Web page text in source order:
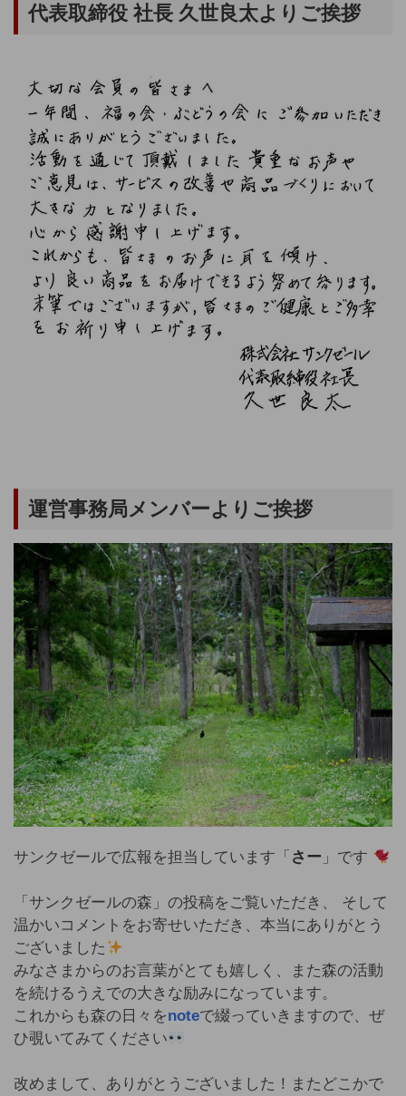
代表取締役 社長 久世良太より ご挨拶
運営事務局メンバーよりご挨拶
サンクゼールで広報を担当しています「 さー 」です
「サンクゼールの森」の投稿をご覧いただき、 そして
温かいコメントをお寄せいただき、本当にありがとう
ございました
みなさまからのお言葉がとても嬉しく、また森の活動
を続けるうえでの大きな励みになっています。
これからも森の日々をnoteで綴っていきますので、ぜ
ひ覗いてみてください
改めまして、ありがとうございました！またどこかで